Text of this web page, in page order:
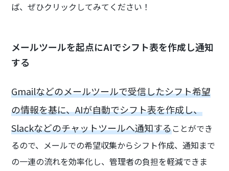
ば、ぜひクリックしてみてください！
メールツールを起点にAIでシフト表を作成し通知
する
Gmailなどのメールツールで受信したシフト希望
の情報を基に、AIが自動でシフト表を作成し、
Slackなどのチャットツールへ通知することができ
るので、メールでの希望収集からシフト作成、通知まで
の一連の流れを効率化し、管理者の負担を軽減できま